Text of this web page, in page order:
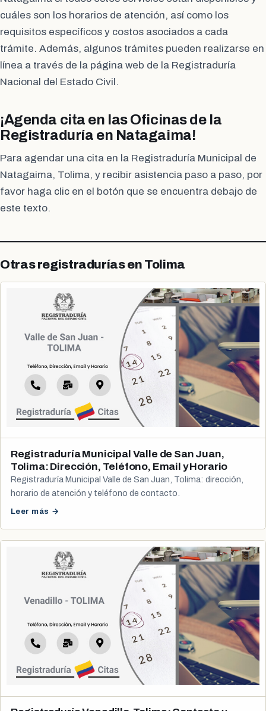
cuáles son los horarios de atención, así como los
requisitos específicos y costos asociados a cada
trámite. Además, algunos trámites pueden realizarse en
línea a través de la página web de la Registraduría
Nacional del Estado Civil.
¡Agenda cita en las Oficinas de la
Registraduría en Natagaima!
Para agendar una cita en la Registraduría Municipal de
Natagaima, Tolima, y recibir asistencia paso a paso, por
favor haga clic en el botón que se encuentra debajo de
este texto.
Otras registradurías en Tolima
Registraduría Municipal Valle de San Juan,
Tolima: Dirección, Teléfono, Email y Horario
Registraduría Municipal Valle de San Juan, Tolima: dirección,
horario de atención y teléfono de contacto.
Leer más →